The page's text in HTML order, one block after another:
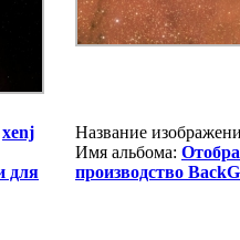
xenj
для
Название
Имя альбома:
производство